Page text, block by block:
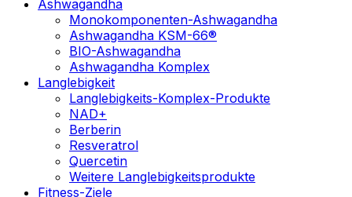
Ashwagandha
Monokomponenten-Ashwagandha
Ashwagandha KSM-66®
BIO-Ashwagandha
Ashwagandha Komplex
Langlebigkeit
Langlebigkeits-Komplex-Produkte
NAD+
Berberin
Resveratrol
Quercetin
Weitere Langlebigkeitsprodukte
Fitness-Ziele